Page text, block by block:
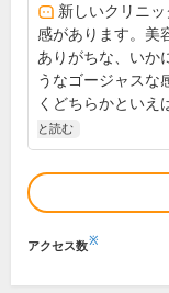
新しいクリニ
感があります。美
ありがちな、いか
うなゴージャスな
くどちらかといえ
と読む
アクセス数※